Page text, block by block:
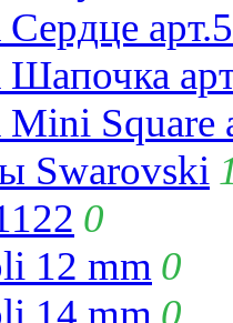
Сердце
Шапочка
Mini Square
Swarovski
0
12 mm 0
14 mm 0